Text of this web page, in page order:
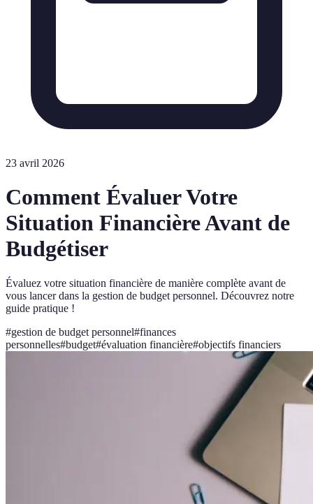
23 avril 2026
Comment Évaluer Votre
Situation Financière Avant de
Budgétiser
Évaluez votre situation financière de manière complète avant de
vous lancer dans la gestion de budget personnel. Découvrez notre
guide pratique !
#gestion de budget personnel#finances
personnelles#budget#évaluation financière#objectifs financiers